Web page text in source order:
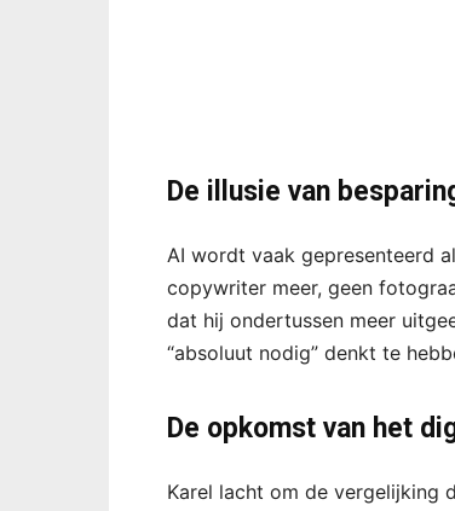
De illusie van
AI wordt vaak gepresenteerd
copywriter meer, geen
dat hij ondertussen meer
“absoluut nodig” denkt te
De opkomst van het
Karel lacht om de vergelijking